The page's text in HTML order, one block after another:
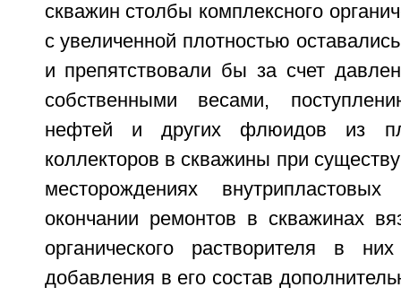
скважин столбы комплексного
с увеличенной плотностью
и препятствовали бы за счет
собственными весами,
нефтей и других флюидов из
коллекторов в скважины при
месторождениях
окончании ремонтов в скважинах
органического растворителя в
добавления в его состав